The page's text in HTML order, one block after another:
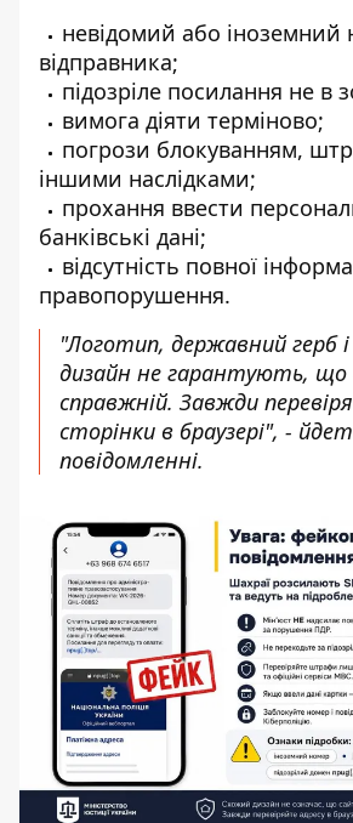
невідомий або іноземний
відправника;
підозріле посилання не в
вимога діяти терміново;
погрози блокуванням,
іншими наслідками;
прохання ввести
банківські дані;
відсутність повної
правопорушення.
"Логотип, державний герб
дизайн не гарантують, що
справжній. Завжди
сторінки в браузері", -
повідомленні.